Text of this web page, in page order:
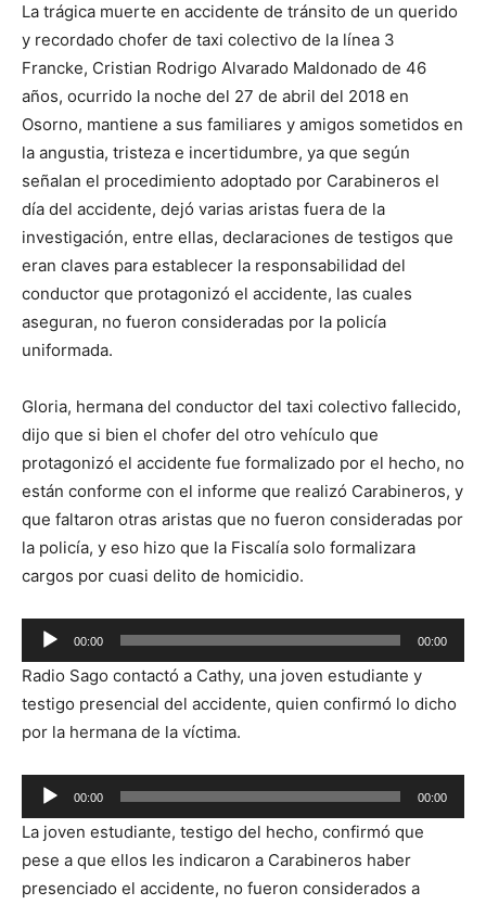
La trágica muerte en accidente de tránsito de un querido
y recordado chofer de taxi colectivo de la línea 3
Francke, Cristian Rodrigo Alvarado Maldonado de 46
años, ocurrido la noche del 27 de abril del 2018 en
Osorno, mantiene a sus familiares y amigos sometidos en
la angustia, tristeza e incertidumbre, ya que según
señalan el procedimiento adoptado por Carabineros el
día del accidente, dejó varias aristas fuera de la
investigación, entre ellas, declaraciones de testigos que
eran claves para establecer la responsabilidad del
conductor que protagonizó el accidente, las cuales
aseguran, no fueron consideradas por la policía
uniformada.
Gloria, hermana del conductor del taxi colectivo fallecido,
dijo que si bien el chofer del otro vehículo que
protagonizó el accidente fue formalizado por el hecho, no
están conforme con el informe que realizó Carabineros, y
que faltaron otras aristas que no fueron consideradas por
la policía, y eso hizo que la Fiscalía solo formalizara
cargos por cuasi delito de homicidio.
Reproductor
de
audio
00:00 00:00
Radio Sago contactó a Cathy, una joven estudiante y
testigo presencial del accidente, quien confirmó lo dicho
por la hermana de la víctima.
Reproductor
de
audio
00:00 00:00
La joven estudiante, testigo del hecho, confirmó que
pese a que ellos les indicaron a Carabineros haber
presenciado el accidente, no fueron considerados a